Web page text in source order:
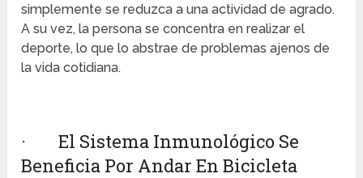
simplemente se reduzca a una actividad de agrado.
A su vez, la persona se concentra en realizar el
deporte, lo que lo abstrae de problemas ajenos de
la vida cotidiana.
· El Sistema Inmunológico Se
Beneficia Por Andar En Bicicleta